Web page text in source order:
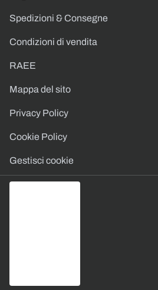
Spedizioni & Consegne
Condizioni di vendita
RAEE
Mappa del sito
Privacy Policy
Cookie Policy
Gestisci cookie